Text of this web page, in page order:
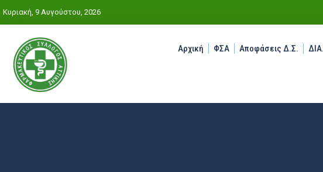
Κυριακή, 9 Αυγούστου, 2026
Αρχική ΦΣΑ Αποφάσεις Δ.Σ.